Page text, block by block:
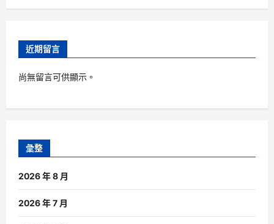
近期留言
尚無留言可供顯示。
彙整
2026 年 8 月
2026 年 7 月